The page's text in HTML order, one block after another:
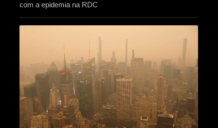
com a epidemia na RDC